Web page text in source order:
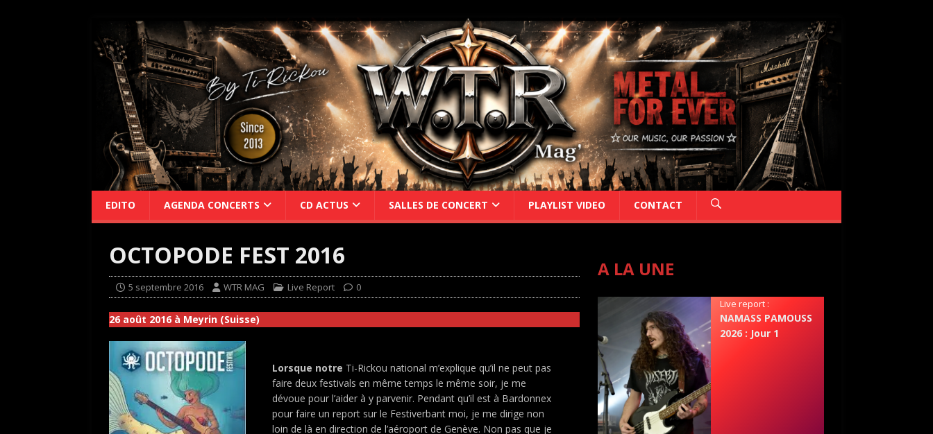
EDITO AGENDA CONCERTS CD ACTUS SALLES DE CONCERT PLAYLIST VIDEO CONTACT
OCTOPODE FEST 2016
5 septembre 2016 WTR MAG Live Report 0
26 août 2016 à Meyrin (Suisse)
Lorsque notre Ti-Rickou national m’explique qu’il ne peut pas
faire deux festivals en même temps le même soir, je me
dévoue pour l’aider à y parvenir. Pendant qu’il est à Bardonnex
pour faire un report sur le Festiverbant moi, je me dirige non
loin de là en direction de l’aéroport de Genève. Non pas que je
A LA UNE
Live report :
NAMASS PAMOUSS
2026 : Jour 1